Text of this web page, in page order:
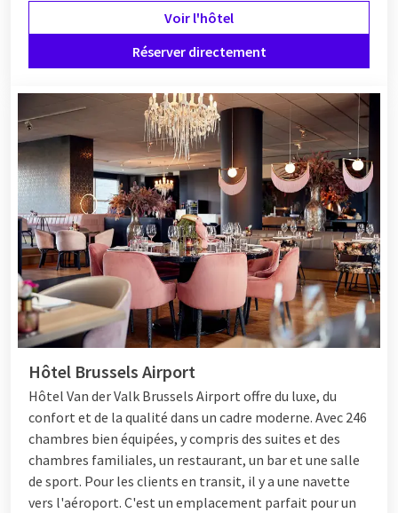
Voir l'hôtel
Réserver directement
Hôtel Brussels Airport
Hôtel Van der Valk Brussels Airport offre du luxe, du
confort et de la qualité dans un cadre moderne. Avec 246
chambres bien équipées, y compris des suites et des
chambres familiales, un restaurant, un bar et une salle
de sport. Pour les clients en transit, il y a une navette
vers l'aéroport. C'est un emplacement parfait pour un